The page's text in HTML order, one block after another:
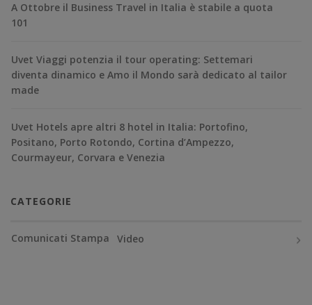
A Ottobre il Business Travel in Italia è stabile a quota
101
Uvet Viaggi potenzia il tour operating: Settemari
diventa dinamico e Amo il Mondo sarà dedicato al tailor
made
Uvet Hotels apre altri 8 hotel in Italia: Portofino,
Positano, Porto Rotondo, Cortina d’Ampezzo,
Courmayeur, Corvara e Venezia
CATEGORIE
Comunicati Stampa Video